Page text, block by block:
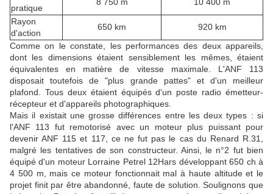
pratique
Rayon
d'action
650 km
920 km
Comme on le constate, les performances des deux appareils,
dont les dimensions étaient sensiblement les mêmes, étaient
équivalentes en matière de vitesse maximale. L'ANF 113
disposait toutefois de "plus grande pattes" et d'un meilleur
plafond. Tous deux étaient équipés d'un poste radio émetteur-
récepteur et d'appareils photographiques.
Mais il existait une grosse différences entre les deux types : si
l'ANF 113 fut remotorisé avec un moteur plus puissant pour
devenir ANF 115 et 117, ce ne fut pas le cas du Renard R.31,
malgré les tentatives de son constructeur. Ainsi, le n°2 fut bien
équipé d'un moteur Lorraine Petrel 12Hars développant 650 ch à
4 500 m, mais ce moteur fonctionnait mal à haute altitude et le
projet finit par être abandonné, faute de solution. Soulignons que